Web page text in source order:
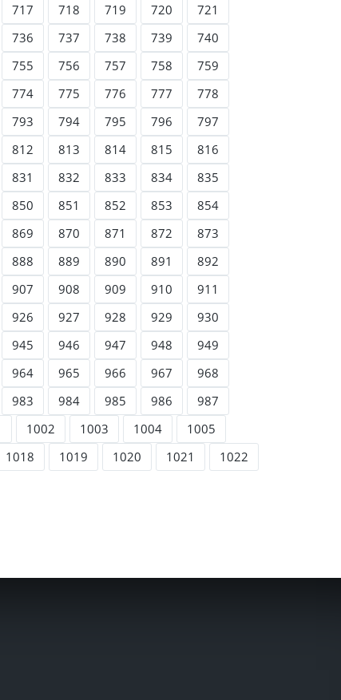
717 718 719 720
721
736 737 738 739
740
755 756 757 758
759
774 775 776 777
778
793 794 795 796
797
812 813 814 815
816
831 832 833 834
835
850 851 852 853
854
869 870 871 872
873
888 889 890 891
892
907 908 909 910
911
926 927 928 929
930
945 946 947 948
949
964 965 966 967
968
983 984 985 986
987
1002 1003 1004
1005
1018 1019 1020 1021
1022